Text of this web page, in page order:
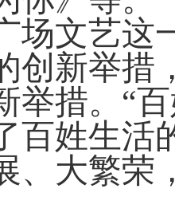
文艺这一
创新举措
举措。“
百姓生活
、大繁荣